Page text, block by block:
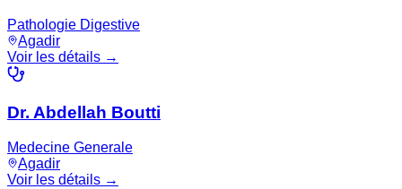
Pathologie Digestive
Agadir
Voir les détails →
Dr. Abdellah Boutti
Medecine Generale
Agadir
Voir les détails →